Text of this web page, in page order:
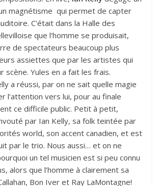
magnétisme qui permet de capter
C’était dans la Halle des
que l’homme se produisait,
de spectateurs beaucoup plus
assiettes que par les artistes qui
scène. Yules en a fait les frais.
a réussi, par on ne sait quelle magie
l’attention vers lui, pour au finale
ce difficile public. Petit à petit,
par Ian Kelly, sa folk teintée par
world, son accent canadien, et est
par le trio. Nous aussi… et on ne
un tel musicien est si peu connu
alors que l’homme à clairement sa
Bon Iver et Ray LaMontagne!